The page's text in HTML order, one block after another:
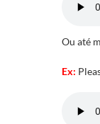
Ou até
Ex: